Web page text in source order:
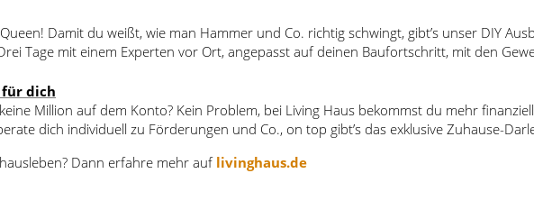
Damit du weißt, wie man Hammer und Co. richtig schwingt, gibt’s unser DIY
Tage mit einem Experten vor Ort, angepasst auf deinen Baufortschritt, mit den
für dich
Million auf dem Konto? Kein Problem, bei Living Haus bekommst du mehr
dich individuell zu Förderungen und Co., on top gibt’s das exklusive Zuhause-
Dann erfahre mehr auf livinghaus.de